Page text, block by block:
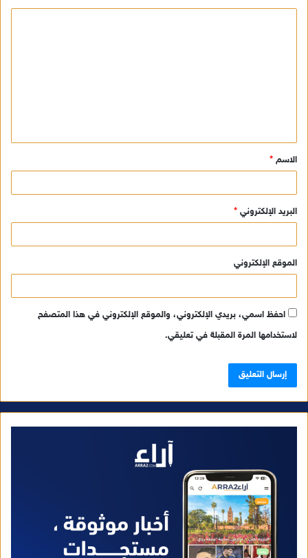
ق
*
الاسم *
البريد الإلكتروني *
الموقع الإلكتروني
احفظ اسمي، بريدي الإلكتروني، والموقع الإلكتروني في هذا المتصفح
لاستخدامها المرة المقبلة في تعليقي.